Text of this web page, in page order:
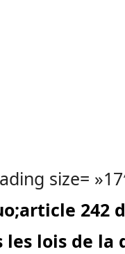
size=
242
lois de la